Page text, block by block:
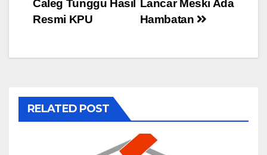
Lancar Meski Ada
Hambatan
Caleg Tunggu Hasil
Resmi KPU
RELATED POST